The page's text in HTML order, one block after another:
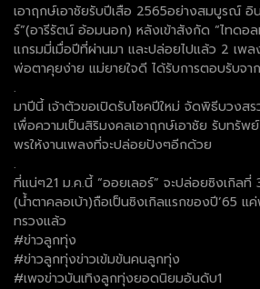
เอาฤกษ์เอาชัยรับปีเสือ 2565อย่างสมบูรณ์ อิ
ร์”(อารีรัตน์ อ้อมนอก) หลังเข้าสังกัด “ไทดอล
แกรมมี่เมื่อปีที่ผ่านมา และปล่อยไปแล้ว 2 เพ
พ่อตาคุยง่าย แม่ยายใจดี ได้รับการตอบรับจา
.
มาปีนี้ เจ้าตัวขอเปิดรับโชคปีใหม่ จัดพิธีบวงส
เพื่อความเป็นสิริมงคลเอาฤกษ์เอาชัย รับทรั
พรให้งานเพลงที่จะปล่อยปังๆอีกด้วย
.
ที่แน่ๆ21 ม.ค.นี้ “ออยเลอร์” จะปล่อยซิงเกิลที่
(น้ำตาคลอเบ้า)ถือเป็นซิงเกิลแรกของปี’65
ทรวงแล้ว
#ข่าวลูกทุ่ง
#ข่าวลูกทุ่งข่าวเข้มข้นคนลูกทุ่ง
#เพจข่าวบันเทิงลูกทุ่งยอดนิยมอันดับ1